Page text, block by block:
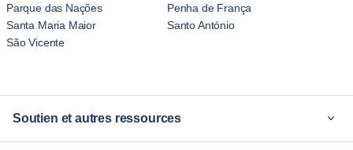
Parque das Nações
Penha de França
Santa Maria Maior
Santo António
São Vicente
Soutien et autres ressources